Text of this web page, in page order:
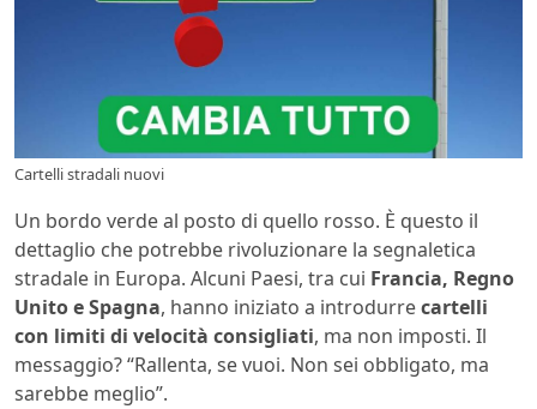
Cartelli stradali nuovi
Un bordo verde al posto di quello rosso. È questo il
dettaglio che potrebbe rivoluzionare la segnaletica
stradale in Europa. Alcuni Paesi, tra cui Francia, Regno
Unito e Spagna, hanno iniziato a introdurrecartelli
con limiti di velocità consigliati, ma non imposti. Il
messaggio? “Rallenta, se vuoi. Non sei obbligato, ma
sarebbe meglio”.